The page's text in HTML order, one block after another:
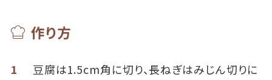
作り方
1
豆腐は1.5cm角に切り、長ねぎはみじん切りに